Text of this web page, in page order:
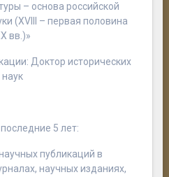
– основа российской
(XVIII – первая половина
вв.)»
Доктор исторических
наук
5 лет:
публикаций в
научных изданиях,